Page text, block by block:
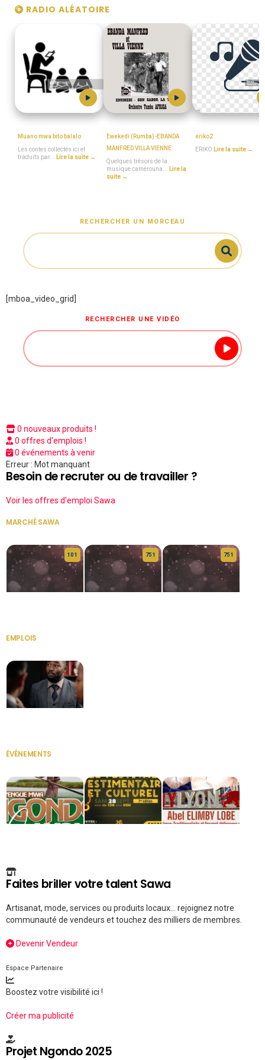
RADIO ALÉATOIRE
Muano mwa bito balalo
Les contes collectés ici et
traduits par... Lire la suite →
Ewekedi (Rumba)-EBANDA
MANFRED VILLA VIENNE
Quelques trésors de la
musique camerouna... Lire la
suite →
eriko2
ERIKO Lire la suite →
RECHERCHER UN MORCEAU
[mboa_video_grid]
RECHERCHER UNE VIDÉO
0 nouveaux produits !
0 offres d'emplois !
0 événements à venir
Erreur : Mot manquant
Besoin de recruter ou de travailler ?
Voir les offres d'emploi Sawa
MARCHÉ SAWA
10 1 75 1 75 1
EMPLOIS
ÉVÉNEMENTS
Faites briller votre talent Sawa
Artisanat, mode, services ou produits locaux... rejoignez notre
communauté de vendeurs et touchez des milliers de membres.
Devenir Vendeur
Espace Partenaire
Boostez votre visibilité ici !
Créer ma publicité
Projet Ngondo 2025